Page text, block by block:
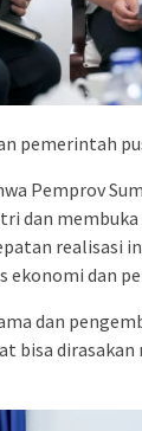
pemerintah
Pemprov
dan
realisasi
dan
dan
bisa